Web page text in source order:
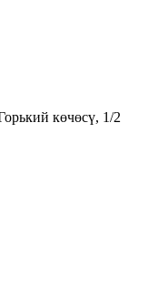
көчөсү, 1/2